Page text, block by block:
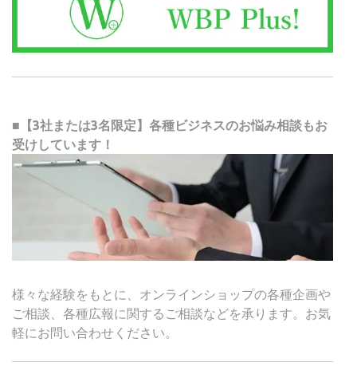
■【3社または3名限定】各種ビジネスのお悩み相談もお
受けしています！
様々な経験をもとに、オンラインショップの各種企画や
ご相談、各種広報に関するご相談などを承ります。お気
軽にお問い合わせください。